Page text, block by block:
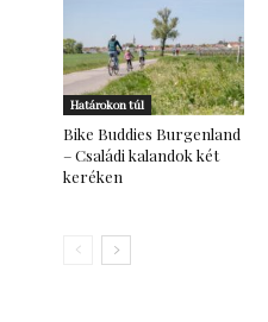
Határokon túl
Bike Buddies Burgenland
– Családi kalandok két
keréken